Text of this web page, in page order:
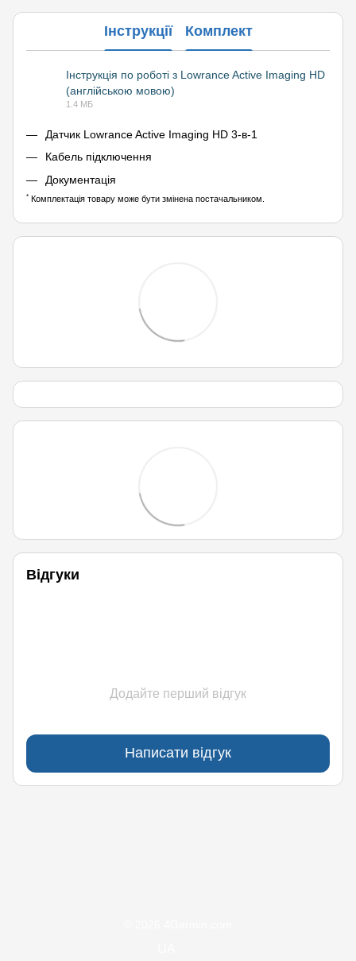
Інструкції Комплект
Інструкція по роботі з Lowrance Active Imaging HD
(англійською мовою)
1.4 МБ
Датчик Lowrance Active Imaging HD 3-в-1
Кабель підключення
Документація
* Комплектація товару може бути змінена постачальником.
Відгуки
Додайте перший відгук
Написати відгук